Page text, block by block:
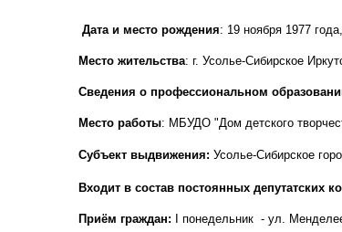
Дата и место рождения: 19 ноября 1977
Место жительства: г. Усолье-Сибирское
Сведения о профессиональном
Место работы: МБУДО "Дом детского
Субъект выдвижения: Усолье-Сибирское
Входит в состав постоянных депутатских
Приём граждан: I понедельник - ул.